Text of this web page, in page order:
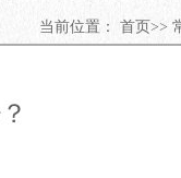
当前位置： 首页>>